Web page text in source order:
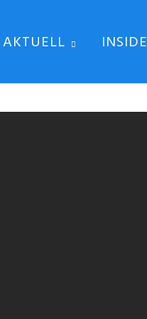
AKTUELL INSIDE